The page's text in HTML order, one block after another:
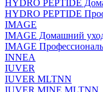
HYDRO PEPTIDE
HYDRO PEPTIDE
IMAGE
IMAGE Домашний
IMAGE
INNEA
IUVER
IUVER MLTNN
IUVER MINE MLTNN